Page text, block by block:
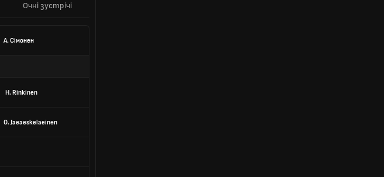
Очні зустрічі
А. Сімонен
H. Rinkinen
O. Jaeaeskelaeinen